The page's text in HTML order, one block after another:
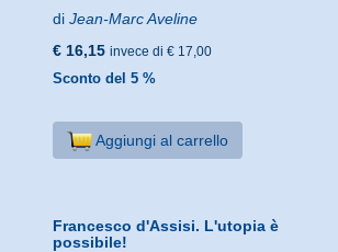
diJean-Marc Aveline
€ 16,15 invece di € 17,00
Sconto del 5 %
Aggiungi al carrello
Francesco d'Assisi. L'utopia è
possibile!